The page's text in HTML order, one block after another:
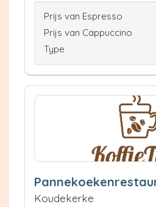
Prijs van Espresso
Prijs van Cappuccino
Type
Koudekerke